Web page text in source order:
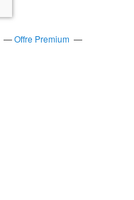
Offre Premium